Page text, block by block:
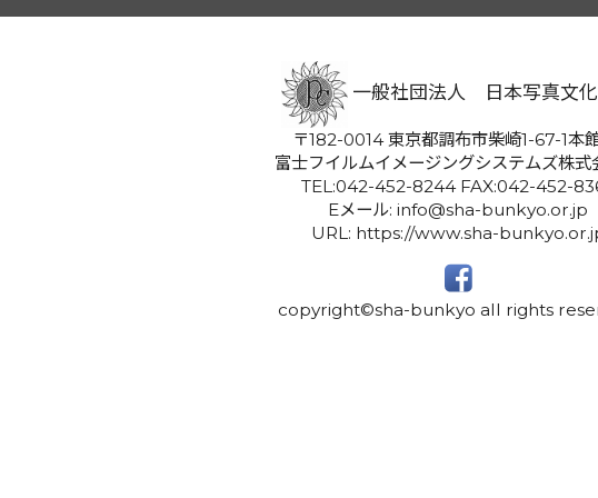
一般社団法人 日本写真文
〒182-0014 東京都調布市柴崎1-67-1本
富士フイルムイメージングシステムズ株式
TEL:042-452-8244 FAX:042-452-
Eメール: info@sha-bunkyo.or.jp
URL: https://www.sha-
copyright©sha-bunkyo all rights